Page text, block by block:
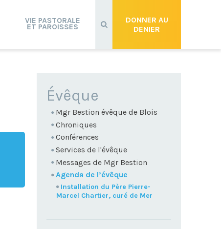
DONNER AU
DENIER
VIE PASTORALE
ET PAROISSES
NAVIGATION
Évêque
Mgr Bestion évêque de Blois
Chroniques
Conférences
Services de l'évêque
Messages de Mgr Bestion
Agenda de l’évêque
Installation du Père Pierre-
Marcel Chartier, curé de Mer